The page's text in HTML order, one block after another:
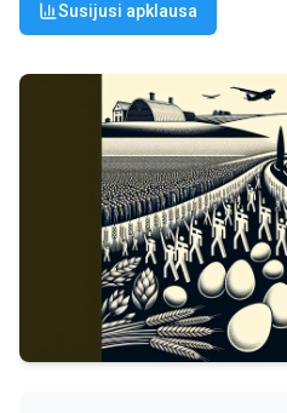
Susijusi apklausa